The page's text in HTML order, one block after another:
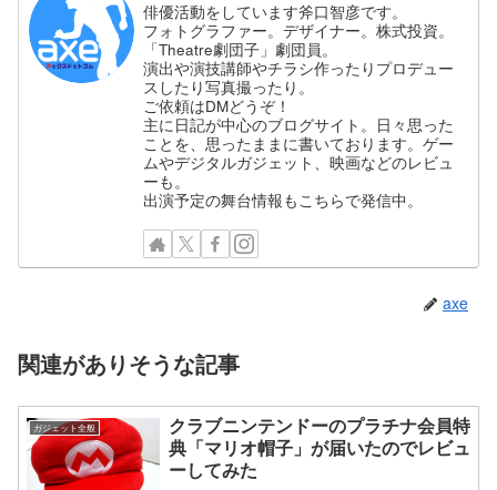
俳優活動をしています斧口智彦です。
フォトグラファー。デザイナー。株式投資。
「Theatre劇団子」劇団員。
演出や演技講師やチラシ作ったりプロデュー
スしたり写真撮ったり。
ご依頼はDMどうぞ！
主に日記が中心のブログサイト。日々思った
ことを、思ったままに書いております。ゲー
ムやデジタルガジェット、映画などのレビュ
ーも。
出演予定の舞台情報もこちらで発信中。
axe
関連がありそうな記事
ガジェット全般
クラブニンテンドーのプラチナ会員特
典「マリオ帽子」が届いたのでレビュ
ーしてみた